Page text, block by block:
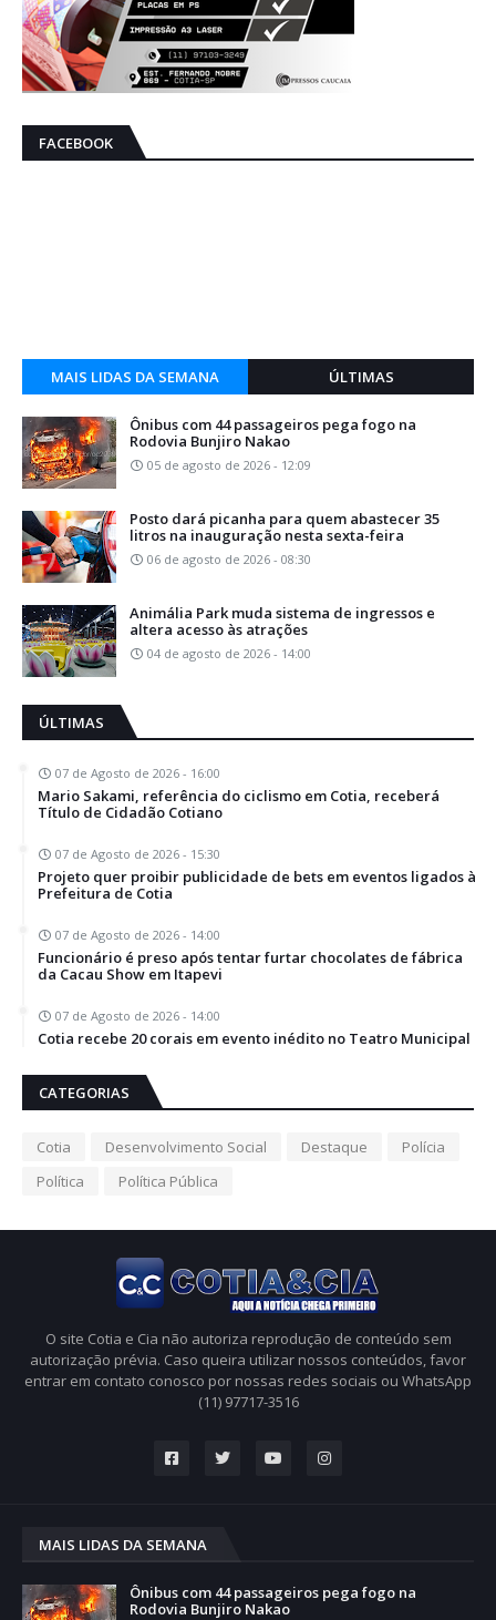
FACEBOOK
MAIS LIDAS DA SEMANA ÚLTIMAS
Ônibus com 44 passageiros pega fogo na
Rodovia Bunjiro Nakao
05 de agosto de 2026 - 12:09
Posto dará picanha para quem abastecer 35
litros na inauguração nesta sexta-feira
06 de agosto de 2026 - 08:30
Animália Park muda sistema de ingressos e
altera acesso às atrações
04 de agosto de 2026 - 14:00
ÚLTIMAS
07 de Agosto de 2026 - 16:00
Mario Sakami, referência do ciclismo em Cotia, receberá
Título de Cidadão Cotiano
07 de Agosto de 2026 - 15:30
Projeto quer proibir publicidade de bets em eventos ligados à
Prefeitura de Cotia
07 de Agosto de 2026 - 14:00
Funcionário é preso após tentar furtar chocolates de fábrica
da Cacau Show em Itapevi
07 de Agosto de 2026 - 14:00
Cotia recebe 20 corais em evento inédito no Teatro Municipal
CATEGORIAS
Cotia Desenvolvimento Social Destaque
Polícia
Política
Política Pública
O site Cotia e Cia não autoriza reprodução de conteúdo sem
autorização prévia. Caso queira utilizar nossos conteúdos, favor
entrar em contato conosco por nossas redes sociais ou WhatsApp
(11) 97717-3516
MAIS LIDAS DA SEMANA
Ônibus com 44 passageiros pega fogo na
Rodovia Bunjiro Nakao